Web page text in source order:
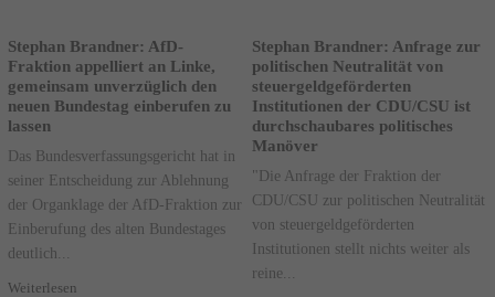
Stephan Brandner: AfD-
Fraktion appelliert an Linke,
gemeinsam unverzüglich den
neuen Bundestag einberufen zu
lassen
Das Bundesverfassungsgericht hat in
seiner Entscheidung zur Ablehnung
der Organklage der AfD-Fraktion zur
Einberufung des alten Bundestages
deutlich...
Weiterlesen
Stephan Brandner: Anfrage zur
politischen Neutralität von
steuergeldgeförderten
Institutionen der CDU/CSU ist
durchschaubares politisches
Manöver
"Die Anfrage der Fraktion der
CDU/CSU zur politischen Neutralität
von steuergeldgeförderten
Institutionen stellt nichts weiter als
reine...